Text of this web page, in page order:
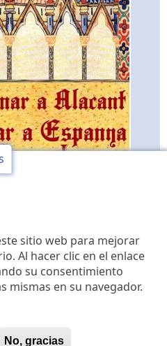
y de
Jaime I
sitio web para mejorar
Al hacer clic en el enlace
su consentimiento
mismas en su navegador.
No, gracias